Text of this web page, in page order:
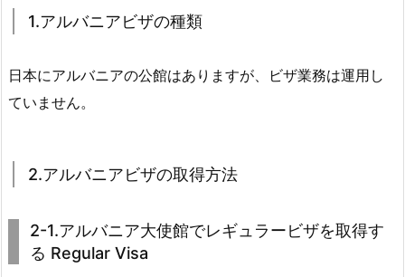
1.アルバニアビザの種類
日本にアルバニアの公館はありますが、ビザ業務は運用し
ていません。
2.アルバニアビザの取得方法
2-1.アルバニア大使館でレギュラービザを取得す
る Regular Visa